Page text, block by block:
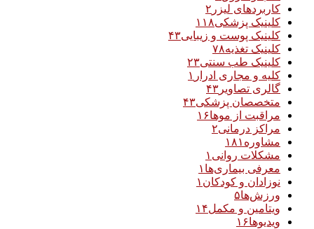
کاربردهای لیزر ۲
کلینیک پزشکی۱۱۸
کلینیک پوست و زیبایی۴۳
کلینیک تغذیه۷۸
کلینیک طب سنتی۲۳
کلیه و مجاری ادرار ۱
گالری تصاویر ۴۳
متخصصان پزشکی۴۳
مراقبت از موها۱۶
مراکز درمانی۲
مشاوره ۱۸۱
مشکلات روانی ۱
معرفی بیماری‌ها ۱
نوزادان و کودکان ۱
ورزش‌ها۵
ویتامین و مکمل۱۴
ویدیوها۱۶